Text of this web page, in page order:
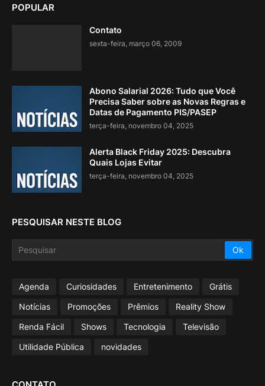
POPULAR
Contato
sexta-feira, março 06, 2009
Abono Salarial 2026: Tudo que Você
Precisa Saber sobre as Novas Regras e
Datas de Pagamento PIS/PASEP
terça-feira, novembro 04, 2025
Alerta Black Friday 2025: Descubra
Quais Lojas Evitar
terça-feira, novembro 04, 2025
PESQUISAR NESTE BLOG
Agenda Curiosidades Entretenimento
Grátis
Notícias
Promoções Prêmios
Reality Show
Renda Fácil
Shows Tecnologia
Televisão
Utilidade Pública
novidades